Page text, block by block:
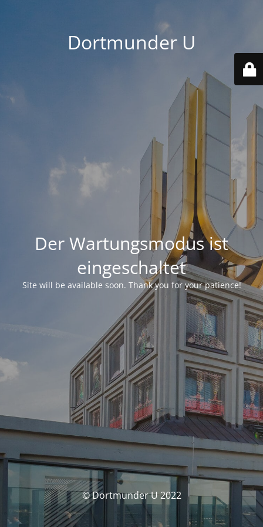
Dortmunder U
Der Wartungsmodus ist
eingeschaltet
Site will be available soon. Thank you for your patience!
© Dortmunder U 2022